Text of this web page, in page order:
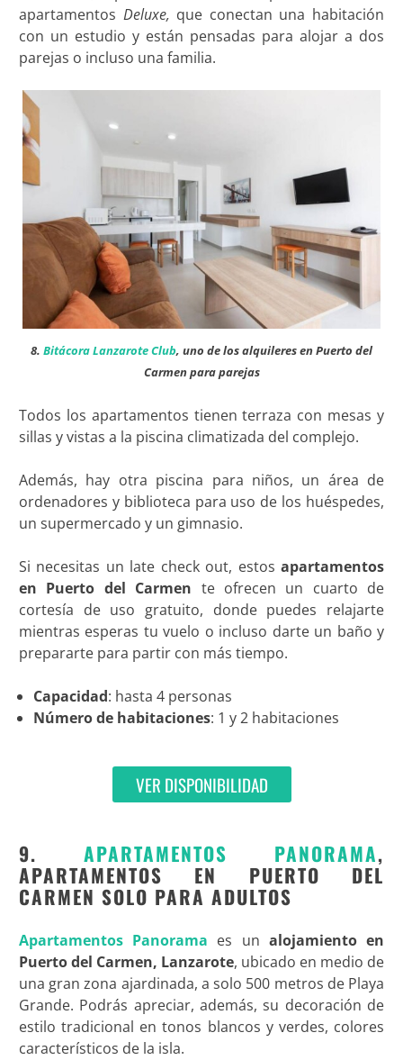
apartamentos Deluxe, que conectan una habitación
con un estudio y están pensadas para alojar a dos
parejas o incluso una familia.
8. Bitácora Lanzarote Club, uno de los alquileres en Puerto del
Carmen para parejas
Todos los apartamentos tienen terraza con mesas y
sillas y vistas a la piscina climatizada del complejo.
Además, hay otra piscina para niños, un área de
ordenadores y biblioteca para uso de los huéspedes,
un supermercado y un gimnasio.
Si necesitas un late check out, estosapartamentos
en Puerto del Carmen te ofrecen un cuarto de
cortesía de uso gratuito, donde puedes relajarte
mientras esperas tu vuelo o incluso darte un baño y
prepararte para partir con más tiempo.
Capacidad: hasta 4 personas
Número de habitaciones: 1 y 2 habitaciones
VER DISPONIBILIDAD
9. APARTAMENTOS PANORAMA,
APARTAMENTOS EN PUERTO DEL
CARMEN SOLO PARA ADULTOS
Apartamentos Panorama es un alojamiento en
Puerto del Carmen, Lanzarote, ubicado en medio de
una gran zona ajardinada, a solo 500 metros de Playa
Grande. Podrás apreciar, además, su decoración de
estilo tradicional en tonos blancos y verdes, colores
característicos de la isla.